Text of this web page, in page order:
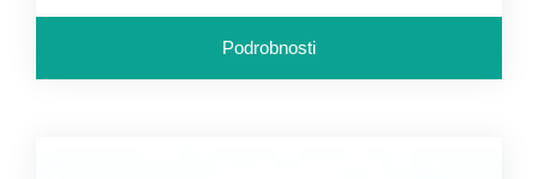
Podrobnosti